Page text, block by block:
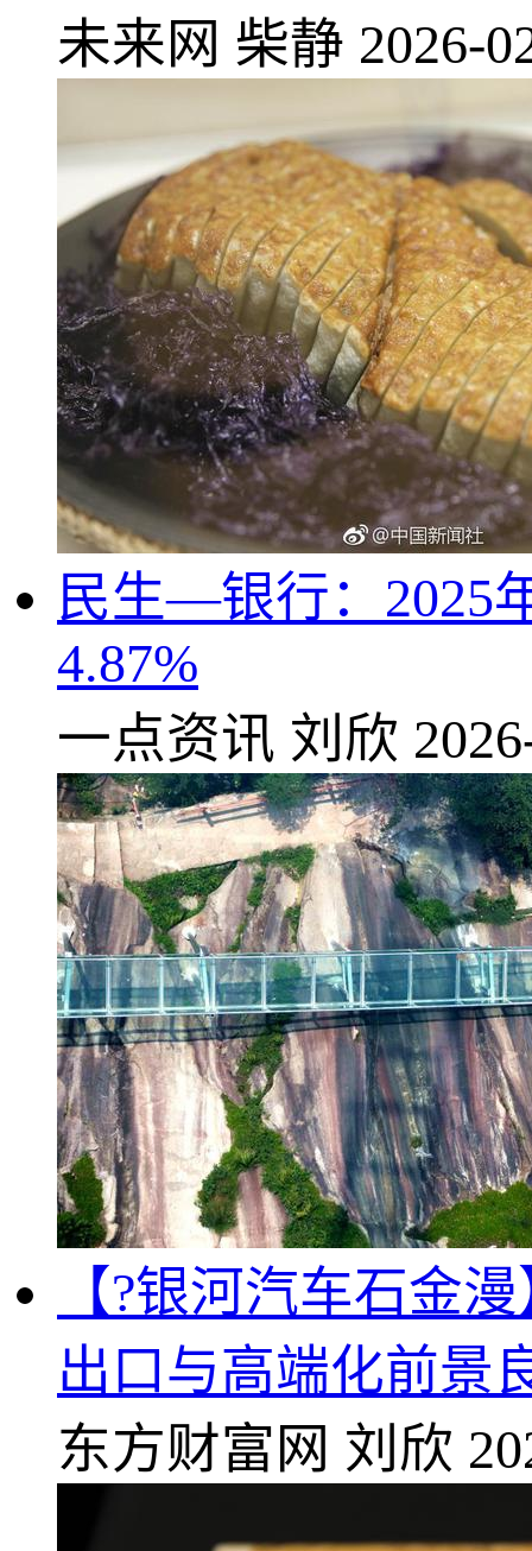
未来网 柴静 2026-
民生—银行：2025
4.87%
一点资讯 刘欣
【?银河汽车石金
出口与高端化前景
东方财富网 刘欣